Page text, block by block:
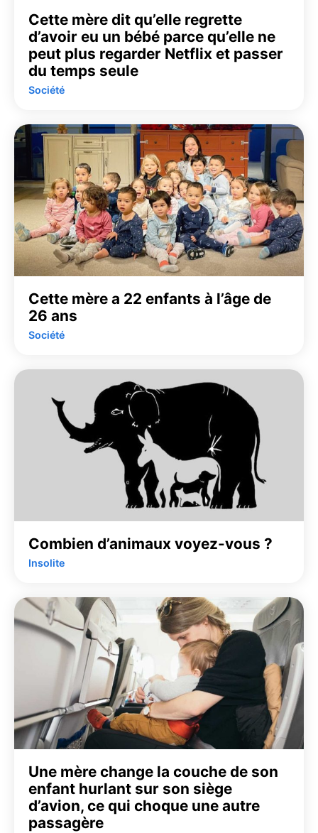
Cette mère dit qu’elle regrette
d’avoir eu un bébé parce qu’elle ne
peut plus regarder Netflix et passer
du temps seule
Société
Cette mère a 22 enfants à l’âge de
26 ans
Société
Combien d’animaux voyez-vous ?
Insolite
Une mère change la couche de son
enfant hurlant sur son siège
d’avion, ce qui choque une autre
passagère